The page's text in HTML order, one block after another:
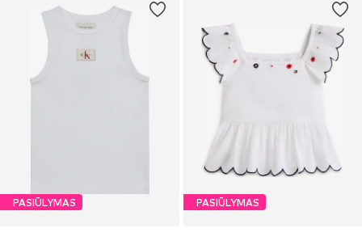
PASIŪLYMAS PASIŪLYMAS